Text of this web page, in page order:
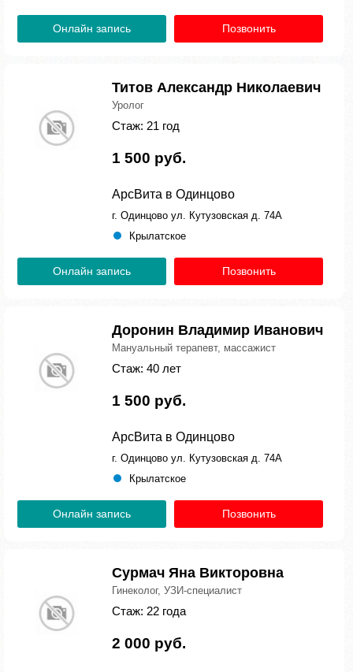
Онлайн запись Позвонить
Титов Александр Николаевич
Уролог
Стаж: 21 год
1 500 руб.
АрсВита в Одинцово
г. Одинцово ул. Кутузовская д. 74А
Крылатское
Онлайн запись Позвонить
Доронин Владимир Иванович
Мануальный терапевт, массажист
Стаж: 40 лет
1 500 руб.
АрсВита в Одинцово
г. Одинцово ул. Кутузовская д. 74А
Крылатское
Онлайн запись Позвонить
Сурмач Яна Викторовна
Гинеколог, УЗИ-специалист
Стаж: 22 года
2 000 руб.